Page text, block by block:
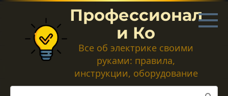
Перейти
контенту
Профессионал
и Ко
Все об электрике своими
руками: правила,
инструкции, оборудование
Поиск: